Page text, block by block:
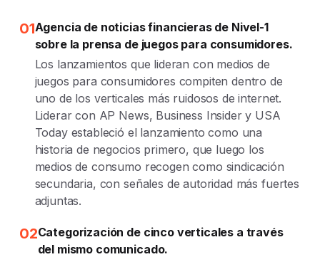
01Agencia de noticias financieras de Nivel-1
sobre la prensa de juegos para consumidores.
Los lanzamientos que lideran con medios de
juegos para consumidores compiten dentro de
uno de los verticales más ruidosos de internet.
Liderar con AP News, Business Insider y USA
Today estableció el lanzamiento como una
historia de negocios primero, que luego los
medios de consumo recogen como sindicación
secundaria, con señales de autoridad más fuertes
adjuntas.
02Categorización de cinco verticales a través
del mismo comunicado.